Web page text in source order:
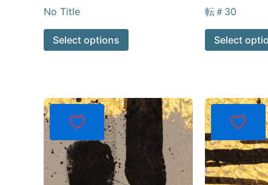
No Title
Select options
転＃30
Select